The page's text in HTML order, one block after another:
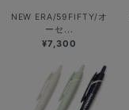
NEW ERA/59FIFTY/オ
ーセ...
¥7,300